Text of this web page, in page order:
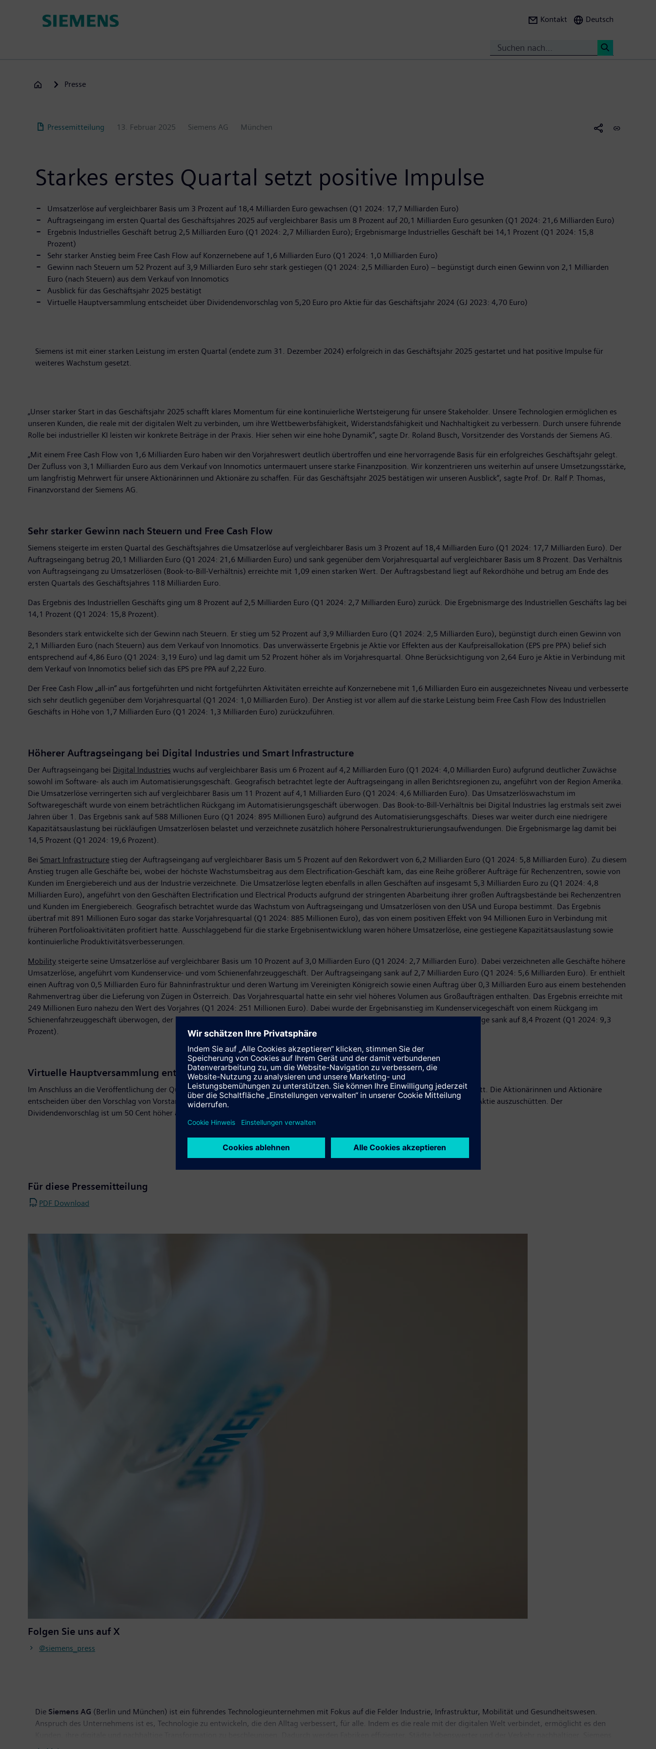
Kontakt Deutsch
Presse
Pressemitteilung 13. Februar 2025 Siemens AG München
Starkes erstes Quartal setzt positive Impulse
Umsatzerlöse auf vergleichbarer Basis um 3 Prozent auf 18,4 Milliarden Euro gewachsen (Q1 2024: 17,7 Milliarden Euro)
Auftragseingang im ersten Quartal des Geschäftsjahres 2025 auf vergleichbarer Basis um 8 Prozent auf 20,1 Milliarden Euro gesunken (Q1 2024: 21,6 Milliarden Euro)
Ergebnis Industrielles Geschäft betrug 2,5 Milliarden Euro (Q1 2024: 2,7 Milliarden Euro); Ergebnismarge Industrielles Geschäft bei 14,1 Prozent (Q1 2024: 15,8
Prozent)
Sehr starker Anstieg beim Free Cash Flow auf Konzernebene auf 1,6 Milliarden Euro (Q1 2024: 1,0 Milliarden Euro)
Gewinn nach Steuern um 52 Prozent auf 3,9 Milliarden Euro sehr stark gestiegen (Q1 2024: 2,5 Milliarden Euro) – begünstigt durch einen Gewinn von 2,1 Milliarden
Euro (nach Steuern) aus dem Verkauf von Innomotics
Ausblick für das Geschäftsjahr 2025 bestätigt
Virtuelle Hauptversammlung entscheidet über Dividendenvorschlag von 5,20 Euro pro Aktie für das Geschäftsjahr 2024 (GJ 2023: 4,70 Euro)
Siemens ist mit einer starken Leistung im ersten Quartal (endete zum 31. Dezember 2024) erfolgreich in das Geschäftsjahr 2025 gestartet und hat positive Impulse für
weiteres Wachstum gesetzt.
„Unser starker Start in das Geschäftsjahr 2025 schafft klares Momentum für eine kontinuierliche Wertsteigerung für unsere Stakeholder. Unsere Technologien ermöglichen es
unseren Kunden, die reale mit der digitalen Welt zu verbinden, um ihre Wettbewerbsfähigkeit, Widerstandsfähigkeit und Nachhaltigkeit zu verbessern. Durch unsere führende
Rolle bei industrieller KI leisten wir konkrete Beiträge in der Praxis. Hier sehen wir eine hohe Dynamik“, sagte Dr. Roland Busch, Vorsitzender des Vorstands der Siemens AG.
„Mit einem Free Cash Flow von 1,6 Milliarden Euro haben wir den Vorjahreswert deutlich übertroffen und eine hervorragende Basis für ein erfolgreiches Geschäftsjahr gelegt.
Der Zufluss von 3,1 Milliarden Euro aus dem Verkauf von Innomotics untermauert unsere starke Finanzposition. Wir konzentrieren uns weiterhin auf unsere Umsetzungsstärke,
um langfristig Mehrwert für unsere Aktionärinnen und Aktionäre zu schaffen. Für das Geschäftsjahr 2025 bestätigen wir unseren Ausblick“, sagte Prof. Dr. Ralf P. Thomas,
Finanzvorstand der Siemens AG.
Sehr starker Gewinn nach Steuern und Free Cash Flow
Siemens steigerte im ersten Quartal des Geschäftsjahres die Umsatzerlöse auf vergleichbarer Basis um 3 Prozent auf 18,4 Milliarden Euro (Q1 2024: 17,7 Milliarden Euro). Der
Auftragseingang betrug 20,1 Milliarden Euro (Q1 2024: 21,6 Milliarden Euro) und sank gegenüber dem Vorjahresquartal auf vergleichbarer Basis um 8 Prozent. Das Verhältnis
von Auftragseingang zu Umsatzerlösen (Book-to-Bill-Verhältnis) erreichte mit 1,09 einen starken Wert. Der Auftragsbestand liegt auf Rekordhöhe und betrug am Ende des
ersten Quartals des Geschäftsjahres 118 Milliarden Euro.
Das Ergebnis des Industriellen Geschäfts ging um 8 Prozent auf 2,5 Milliarden Euro (Q1 2024: 2,7 Milliarden Euro) zurück. Die Ergebnismarge des Industriellen Geschäfts lag bei
14,1 Prozent (Q1 2024: 15,8 Prozent).
Besonders stark entwickelte sich der Gewinn nach Steuern. Er stieg um 52 Prozent auf 3,9 Milliarden Euro (Q1 2024: 2,5 Milliarden Euro), begünstigt durch einen Gewinn von
2,1 Milliarden Euro (nach Steuern) aus dem Verkauf von Innomotics. Das unverwässerte Ergebnis je Aktie vor Effekten aus der Kaufpreisallokation (EPS pre PPA) belief sich
entsprechend auf 4,86 Euro (Q1 2024: 3,19 Euro) und lag damit um 52 Prozent höher als im Vorjahresquartal. Ohne Berücksichtigung von 2,64 Euro je Aktie in Verbindung mit
dem Verkauf von Innomotics belief sich das EPS pre PPA auf 2,22 Euro.
Der Free Cash Flow „all-in“ aus fortgeführten und nicht fortgeführten Aktivitäten erreichte auf Konzernebene mit 1,6 Milliarden Euro ein ausgezeichnetes Niveau und verbesserte
sich sehr deutlich gegenüber dem Vorjahresquartal (Q1 2024: 1,0 Milliarden Euro). Der Anstieg ist vor allem auf die starke Leistung beim Free Cash Flow des Industriellen
Geschäfts in Höhe von 1,7 Milliarden Euro (Q1 2024: 1,3 Milliarden Euro) zurückzuführen.
Höherer Auftragseingang bei Digital Industries und Smart Infrastructure
Der Auftragseingang bei Digital Industries wuchs auf vergleichbarer Basis um 6 Prozent auf 4,2 Milliarden Euro (Q1 2024: 4,0 Milliarden Euro) aufgrund deutlicher Zuwächse
sowohl im Software- als auch im Automatisierungsgeschäft. Geografisch betrachtet legte der Auftragseingang in allen Berichtsregionen zu, angeführt von der Region Amerika.
Die Umsatzerlöse verringerten sich auf vergleichbarer Basis um 11 Prozent auf 4,1 Milliarden Euro (Q1 2024: 4,6 Milliarden Euro). Das Umsatzerlöswachstum im
Softwaregeschäft wurde von einem beträchtlichen Rückgang im Automatisierungsgeschäft überwogen. Das Book-to-Bill-Verhältnis bei Digital Industries lag erstmals seit zwei
Jahren über 1. Das Ergebnis sank auf 588 Millionen Euro (Q1 2024: 895 Millionen Euro) aufgrund des Automatisierungsgeschäfts. Dieses war weiter durch eine niedrigere
Kapazitätsauslastung bei rückläufigen Umsatzerlösen belastet und verzeichnete zusätzlich höhere Personalrestrukturierungsaufwendungen. Die Ergebnismarge lag damit bei
14,5 Prozent (Q1 2024: 19,6 Prozent).
Bei Smart Infrastructure stieg der Auftragseingang auf vergleichbarer Basis um 5 Prozent auf den Rekordwert von 6,2 Milliarden Euro (Q1 2024: 5,8 Milliarden Euro). Zu diesem
Anstieg trugen alle Geschäfte bei, wobei der höchste Wachstumsbeitrag aus dem Electrification-Geschäft kam, das eine Reihe größerer Aufträge für Rechenzentren, sowie von
Kunden im Energiebereich und aus der Industrie verzeichnete. Die Umsatzerlöse legten ebenfalls in allen Geschäften auf insgesamt 5,3 Milliarden Euro zu (Q1 2024: 4,8
Milliarden Euro), angeführt von den Geschäften Electrification und Electrical Products aufgrund der stringenten Abarbeitung ihrer großen Auftragsbestände bei Rechenzentren
und Kunden im Energiebereich. Geografisch betrachtet wurde das Wachstum von Auftragseingang und Umsatzerlösen von den USA und Europa bestimmt. Das Ergebnis
übertraf mit 891 Millionen Euro sogar das starke Vorjahresquartal (Q1 2024: 885 Millionen Euro), das von einem positiven Effekt von 94 Millionen Euro in Verbindung mit
früheren Portfolioaktivitäten profitiert hatte. Ausschlaggebend für die starke Ergebnisentwicklung waren höhere Umsatzerlöse, eine gestiegene Kapazitätsauslastung sowie
kontinuierliche Produktivitätsverbesserungen.
Mobility steigerte seine Umsatzerlöse auf vergleichbarer Basis um 10 Prozent auf 3,0 Milliarden Euro (Q1 2024: 2,7 Milliarden Euro). Dabei verzeichneten alle Geschäfte höhere
Umsatzerlöse, angeführt vom Kundenservice- und vom Schienenfahrzeuggeschäft. Der Auftragseingang sank auf 2,7 Milliarden Euro (Q1 2024: 5,6 Milliarden Euro). Er enthielt
einen Auftrag von 0,5 Milliarden Euro für Bahninfrastruktur und deren Wartung im Vereinigten Königreich sowie einen Auftrag über 0,3 Milliarden Euro aus einem bestehenden
Rahmenvertrag über die Lieferung von Zügen in Österreich. Das Vorjahresquartal hatte ein sehr viel höheres Volumen aus Großaufträgen enthalten. Das Ergebnis erreichte mit
249 Millionen Euro nahezu den Wert des Vorjahres (Q1 2024: 251 Millionen Euro). Dabei wurde der Ergebnisanstieg im Kundenservicegeschäft von einem Rückgang im
Schienenfahrzeuggeschäft überwogen, der hauptsächlich durch einen weniger günstigen Geschäftsmix bedingt war. Die Ergebnismarge sank auf 8,4 Prozent (Q1 2024: 9,3
Prozent).
Virtuelle Hauptversammlung entscheidet über Dividendenvorschlag
Im Anschluss an die Veröffentlichung der Quartalszahlen findet heute die ordentliche Hauptversammlung der Siemens AG virtuell statt. Die Aktionärinnen und Aktionäre
entscheiden über den Vorschlag von Vorstand und Aufsichtsrat, für das Geschäftsjahr 2024 eine Dividende in Höhe von 5,20 Euro je Aktie auszuschütten. Der
Dividendenvorschlag ist um 50 Cent höher als im Vorjahr und belegt die progressive Dividendenpolitik von Siemens.
Für diese Pressemitteilung
PDF Download
Folgen Sie uns auf X
@siemens_press
Die Siemens AG (Berlin und München) ist ein führendes Technologieunternehmen mit Fokus auf die Felder Industrie, Infrastruktur, Mobilität und Gesundheitswesen.
Anspruch des Unternehmens ist es, Technologie zu entwickeln, die den Alltag verbessert, für alle. Indem es die reale mit der digitalen Welt verbindet, ermöglicht es den
ist mehrheitlicher Eigentümer des börsennotierten Unternehmens Siemens Healthineers, einem weltweit führenden Anbieter von Medizintechnik, der Pionierarbeit im